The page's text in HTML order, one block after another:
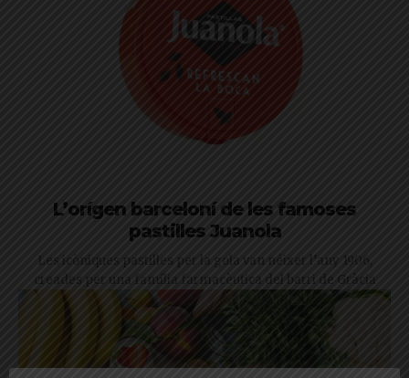
L’orígen barceloní de les famoses
pastilles Juanola
Les icòniques pastilles per la gola van néixer l’any 1906,
creades per una família farmacèutica del barri de Gràcia